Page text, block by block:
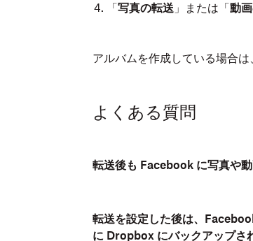
「写真の転送 」または「動
アルバムを作成している場合
よくある質問
転送後も Facebook に写真や
転送を設定した後は、
に Dropbox にバックアップさ